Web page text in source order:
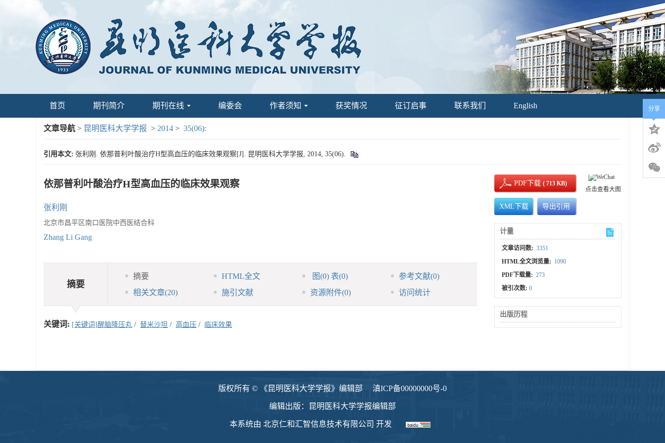
首页 期刊简介 期刊在线 编委会 作者须知 获奖情况 征订启事 联系我们 English
文章导航 > 昆明医科大学学报 > 2014 > 35(06):
引用本文: 张利刚. 依那普利叶酸治疗H型高血压的临床效果观察[J]. 昆明医科大学学报, 2014, 35(06).
依那普利叶酸治疗H型高血压的临床效果观察
张利刚
北京市昌平区南口医院中西医结合科
Zhang Li Gang
摘要
摘要 HTML全文 图(0) 表(0) 参考文献(0)
相关文章(20) 施引文献 资源附件(0) 访问统计
关键词: [关键词]醒脑降压丸 / 替米沙坦 / 高血压 / 临床效果
PDF下载( 713 KB)
XML下载 导出引用
点击查看大图
计量
文章访问数: 3351
HTML全文浏览量: 1090
PDF下载量: 273
被引次数:0
出版历程
分享
版权所有 © 《昆明医科大学学报》编辑部 滇ICP备00000000号-0
编辑出版：昆明医科大学学报编辑部
本系统由 北京仁和汇智信息技术有限公司 开发